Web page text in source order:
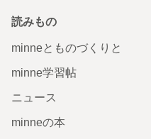
読みもの
minneとものづくりと
minne学習帖
ニュース
minneの本